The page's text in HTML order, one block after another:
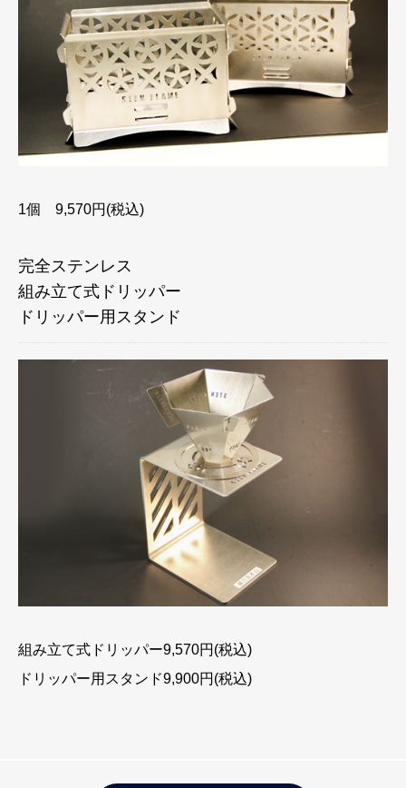
1個 9,570円(税込)
完全ステンレス
組み立て式ドリッパー
ドリッパー用スタンド
組み立て式ドリッパー9,570円(税込)
ドリッパー用スタンド9,900円(税込)